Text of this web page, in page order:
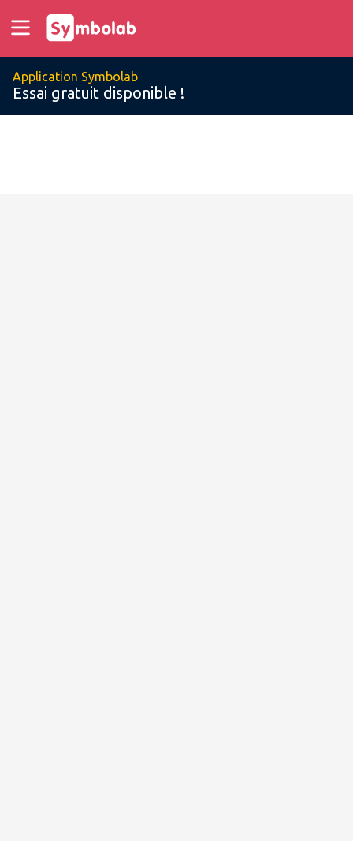
Application Symbolab
Essai gratuit disponible !